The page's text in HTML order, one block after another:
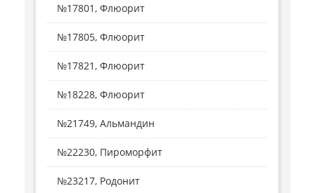
№17801, Флюорит
№17805, Флюорит
№17821, Флюорит
№18228, Флюорит
№21749, Альмандин
№22230, Пироморфит
№23217, Родонит